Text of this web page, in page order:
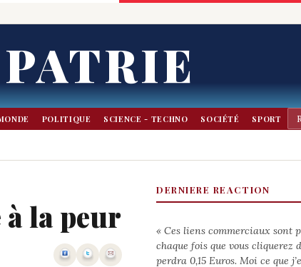
POLITIQUE SCIENCE - TECHNO SOCIÉTÉ SPORT
à la peur
DERNIERE REACTION
« Ces liens commerciaux sont
chaque fois que vous cliquerez
perdra 0,15 Euros. Moi ce que